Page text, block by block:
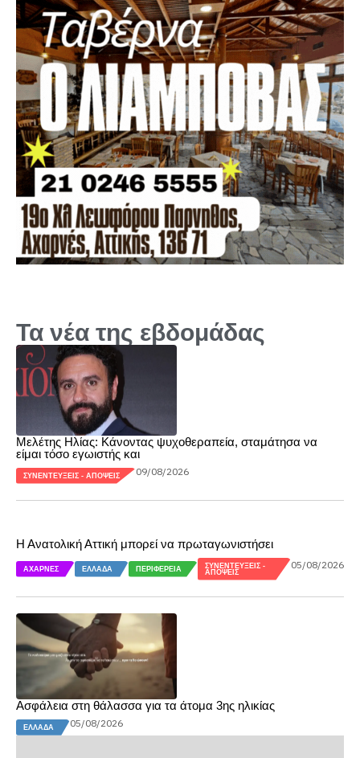
Τα νέα της εβδομάδας
Μελέτης Ηλίας: Κάνοντας ψυχοθεραπεία, σταμάτησα να
είμαι τόσο εγωιστής και
ΣΥΝΕΝΤΕΎΞΕΙΣ - ΑΠΌΨΕΙΣ 09/08/2026
Η Ανατολική Αττική μπορεί να πρωταγωνιστήσει
ΑΧΑΡΝΈΣ ΕΛΛΆΔΑ ΠΕΡΙΦΈΡΕΙΑ
ΣΥΝΕΝΤΕΎΞΕΙΣ -
ΑΠΌΨΕΙΣ
05/08/2026
Ασφάλεια στη θάλασσα για τα άτομα 3ης ηλικίας
ΕΛΛΆΔΑ 05/08/2026